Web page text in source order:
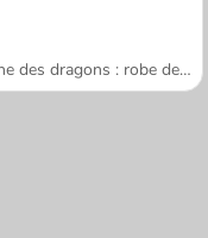
La reine des dragons : robe de mariée